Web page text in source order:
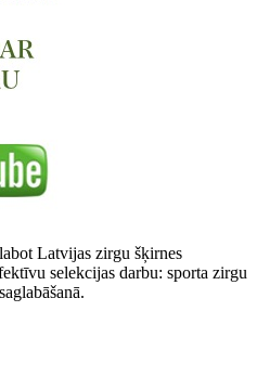
Latvijas zirgu šķirnes
selekcijas darbu: sporta zirgu